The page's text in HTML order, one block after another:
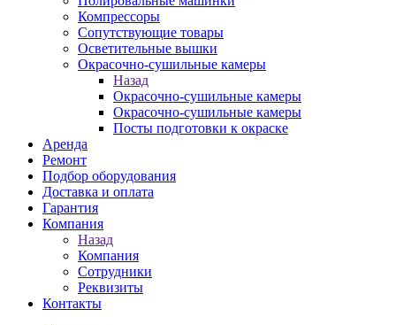
Компрессоры
Сопутствующие товары
Осветительные вышки
Окрасочно-сушильные камеры
Назад
Окрасочно-сушильные камеры
Окрасочно-сушильные камеры
Посты подготовки к окраске
Аренда
Ремонт
Подбор оборудования
Доставка и оплата
Гарантия
Компания
Назад
Компания
Сотрудники
Реквизиты
Контакты